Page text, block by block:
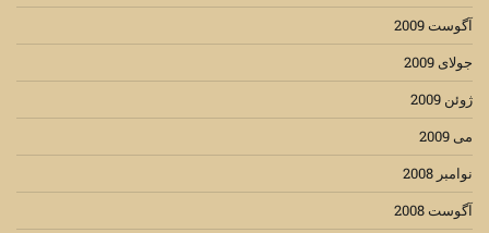
آگوست 2009
جولای 2009
ژوئن 2009
می 2009
نوامبر 2008
آگوست 2008